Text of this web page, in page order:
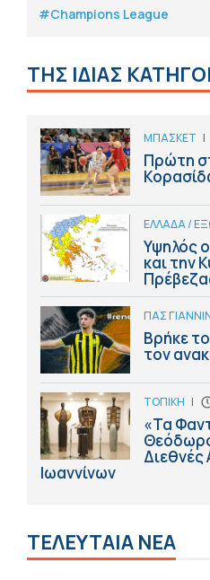
#Champions League
ΤΗΣ ΙΔΙΑΣ
ΜΠΑΣΚΕΤ |
Πρώτη
ΕΛΛΑΔΑ /
Υψηλός
και την
ΠΑΣ
Βρήκε
τον
ΤΟΠΙΚΗ |
«Τα
Διεθνές
Ιωαννίνων
ΤΕΛΕΥΤΑΙΑ ΝΕΑ